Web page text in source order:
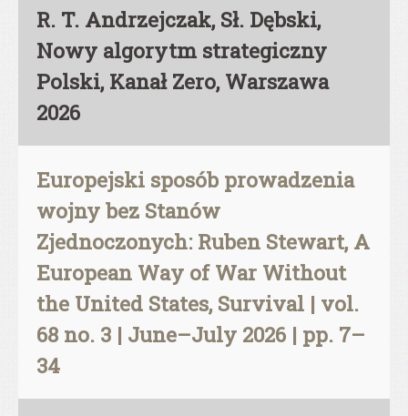
R. T. Andrzejczak, Sł. Dębski,
Nowy algorytm strategiczny
Polski, Kanał Zero, Warszawa
2026
Europejski sposób prowadzenia
wojny bez Stanów
Zjednoczonych: Ruben Stewart, A
European Way of War Without
the United States, Survival | vol.
68 no. 3 | June–July 2026 | pp. 7–
34